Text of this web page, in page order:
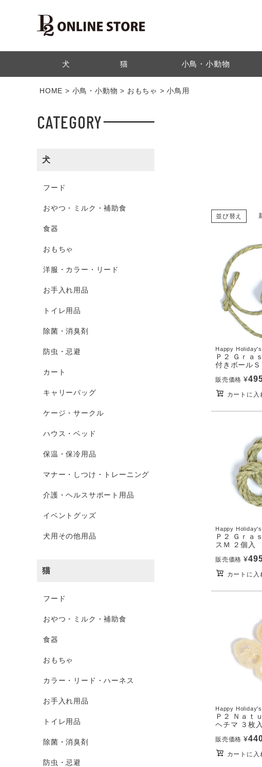
検索
犬 猫 小鳥・小動物
HOME 小鳥・小動物 おもちゃ 小鳥用
CATEGORY
犬
フード
おやつ・ミルク・補助食
食器
おもちゃ
洋服・カラー・リード
お手入れ用品
トイレ用品
除菌・消臭剤
防虫・忌避
カート
キャリーバッグ
ケージ・サークル
ハウス・ベッド
保温・保冷用品
マナー・しつけ・トレーニング
介護・ヘルスサポート用品
イベントグッズ
犬用その他用品
猫
フード
おやつ・ミルク・補助食
食器
おもちゃ
カラー・リード・ハーネス
お手入れ用品
トイレ用品
除菌・消臭剤
防虫・忌避
並び替え
Happy Holiday's
Ｐ２ Ｇｒａ
付きボールＳ
販売価格 ¥
カートに入
Happy Holiday's
Ｐ２ Ｇｒａ
スＭ ２個入
販売価格 ¥
カートに入
Happy Holiday's
Ｐ２ Ｎａｔ
ヘチマ ３枚入
販売価格 ¥
カートに入